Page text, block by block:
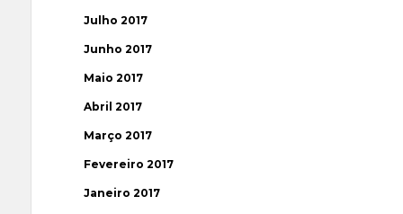
Julho 2017
Junho 2017
Maio 2017
Abril 2017
Março 2017
Fevereiro 2017
Janeiro 2017